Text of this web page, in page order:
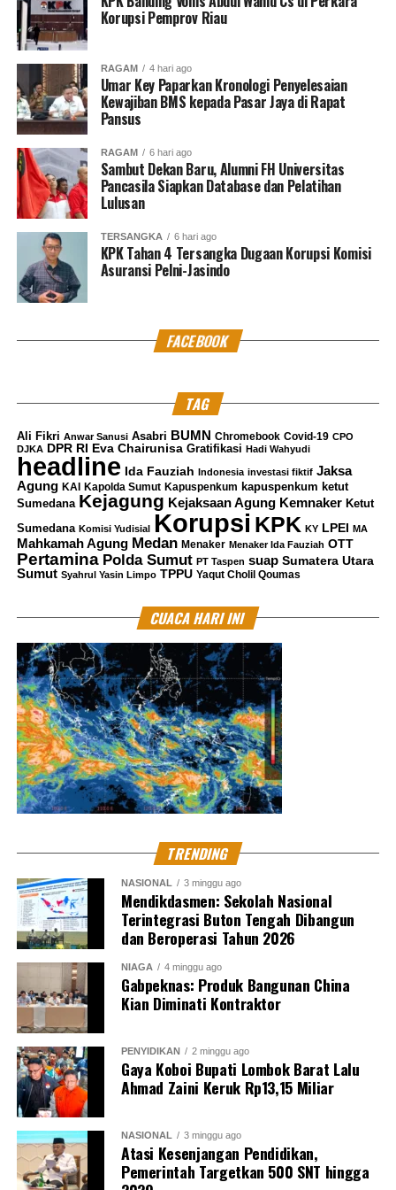
sehingga bisa melakukan distribusi bantuan sebaik-
baiknya,” kata Ibnu.
Untuk diketahui,ACTmerupakan lembaga kemanusiaan
global yang telah mendapat izin resmi dari Kementerian
Sosial RI.
ACTjuga memiliki predikatWTP(Wajar Tanpa
Pengecualian) termasuk dalam Opini tata kelola
keuangan terbaik yang diberikan oleh auditor Kantor
Akuntan Publik (KAP) dari Kementerian Keuangan.
Pada tahun 2020,ACTsecara total menerima 519 miliar
Rupiah dan telah disalurkan ke sekitar 281.000 aksi
kemanusiaan yang dijalankanACT.
“Semua permasalahan yang sebelumnya terjadi pada
tubuh lembaga, telah diselesaikan sejak Januari 2022
lalu,”
“Dan saat ini kami telah berbenah untuk
mengoptimalkan penyaluran kedermawanan ke para
penerima manfaat,” pungkas Ibnu. *** (Diurnawan
Kritik saran kami terima untuk pengembangan
konten kami. Jangan lupa subscribe dan like di
Channel YouTube, Instagram dan Tik Tok.
kasih.
RELATED TOPICS: ACT IBNU KHAJAR
UP NEXT
Pegawai Intansi Vertikal Cimahi Jadi Tersangka Pungli
PTSL
Dua Dirut Satu PNS Diperiksa Terkait Korupsi Ekspor
CPO
Diur Naone
North Sumatera Journalist
Korupsi Pemprov Riau
RAGAM 4 hari ago
Umar Key Paparkan Kronologi Penyelesaian
Kewajiban BMS kepada Pasar Jaya di Rapat
Pansus
RAGAM 6 hari ago
Sambut Dekan Baru, Alumni FH Universitas
Pancasila Siapkan Database dan Pelatihan
Lulusan
TERSANGKA 6 hari ago
KPK Tahan 4 Tersangka Dugaan Korupsi Komisi
Asuransi Pelni-Jasindo
FACEBOOK
TAG
Ali Fikri Anwar Sanusi Asabri BUMN Chromebook Covid-19 CPO
DJKA
DPR RI Eva Chairunisa Gratifikasi Hadi Wahyudi
headline Ida Fauziah Indonesia investasi fiktif Jaksa
Agung KAI Kapolda Sumut Kapuspenkum kapuspenkum ketut
Sumedana Kejagung Kejaksaan Agung Kemnaker Ketut
Sumedana Komisi Yudisial Korupsi KPK KY LPEI MA
Mahkamah Agung Medan Menaker Menaker Ida Fauziah OTT
Pertamina Polda Sumut PT Taspen suap Sumatera Utara
Sumut Syahrul Yasin Limpo TPPU Yaqut Cholil Qoumas
CUACA HARI INI
TRENDING
NASIONAL 3 minggu ago
Mendikdasmen: Sekolah Nasional
Terintegrasi Buton Tengah Dibangun
dan Beroperasi Tahun 2026
NIAGA 4 minggu ago
Gabpeknas: Produk Bangunan China
Kian Diminati Kontraktor
PENYIDIKAN 2 minggu ago
Gaya Koboi Bupati Lombok Barat Lalu
Ahmad Zaini Keruk Rp13,15 Miliar
NASIONAL 3 minggu ago
Atasi Kesenjangan Pendidikan,
Pemerintah Targetkan 500 SNT hingga